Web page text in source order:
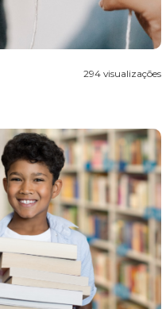
294 visualizações